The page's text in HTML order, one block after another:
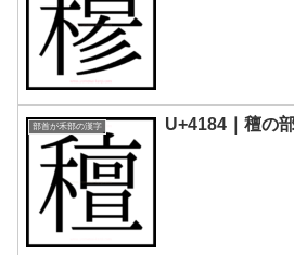
部首が禾部の漢字 U+4184｜䆄の